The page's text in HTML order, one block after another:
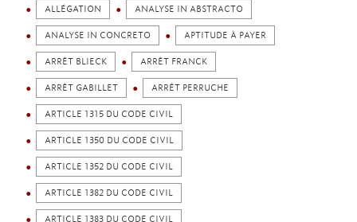
ALLÉGATION ANALYSE IN ABSTRACTO
ANALYSE IN CONCRETO APTITUDE À PAYER
ARRÊT BLIECK ARRÊT FRANCK
ARRÊT GABILLET ARRÊT PERRUCHE
ARTICLE 1315 DU CODE CIVIL
ARTICLE 1350 DU CODE CIVIL
ARTICLE 1352 DU CODE CIVIL
ARTICLE 1382 DU CODE CIVIL
ARTICLE 1383 DU CODE CIVIL